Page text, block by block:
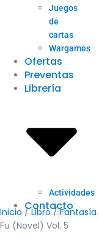
Juegos
de
cartas
Wargames
Ofertas
Preventas
Librería
Actividades
Contacto
Inicio /Libro/Fantasía
Fu (Novel) Vol. 5